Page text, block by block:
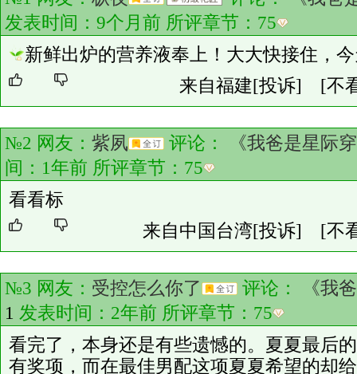
发表时间：9个月前 所评章节： 75
新鲜出炉的营养液奉上！大大快接住，
来自福建[投诉] [不
№2 网友： 紫夙 评论：
《我爸是星际
间：1年前 所评章节： 75
看看标
来自中国台湾[投诉] [不
№3 网友： 受控怎么你了 评论：
《我
1 发表时间：2年前 所评章节： 75
看完了，本身还是有些遗憾的。夏夏最后
有奖项，而在最佳男配这项夏夏希望的却